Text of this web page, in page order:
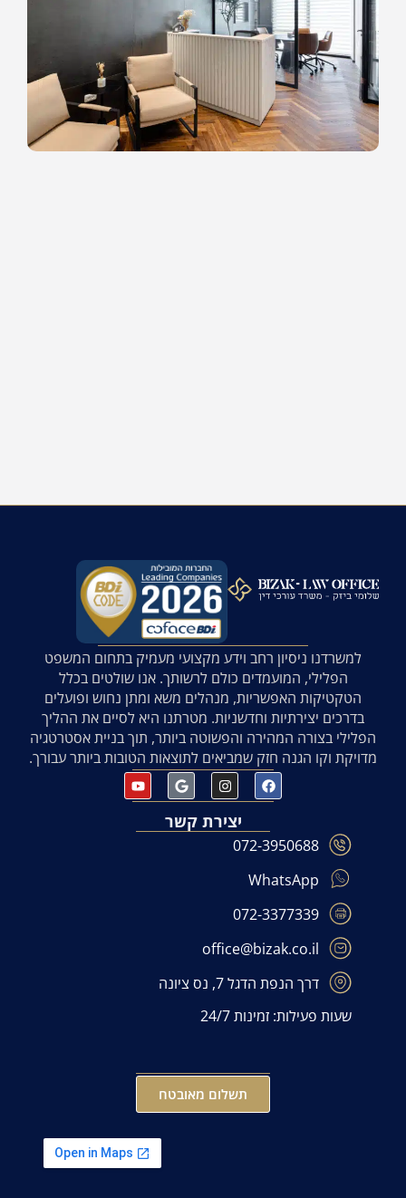
למשרדנו ניסיון רחב וידע מקצועי מעמיק בתחום המשפט
הפלילי, המועמדים כולם לרשותך. אנו שולטים בכלל
הטקטיקות האפשריות, מנהלים משא ומתן נחוש ופועלים
בדרכים יצירתיות וחדשניות. מטרתנו היא לסיים את ההליך
הפלילי בצורה המהירה והפשוטה ביותר, תוך בניית אסטרטגיה
מדויקת וקו הגנה חזק שמביאים לתוצאות הטובות ביותר עבורך.
יצירת קשר
072-3950688
WhatsApp
072-3377339
office@bizak.co.il
דרך הנפת הדגל 7, נס ציונה
שעות פעילות: זמינות 24/7
תשלום מאובטח